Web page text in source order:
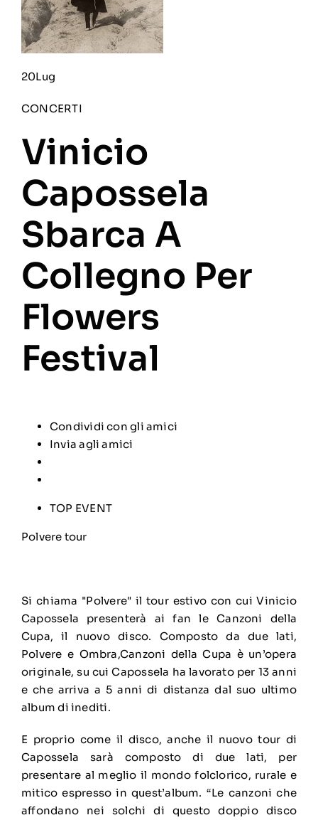
20Lug
CONCERTI
Vinicio
Capossela
Sbarca A
Collegno Per
Flowers
Festival
Condividi con gli amici
Invia agli amici
TOP EVENT
Polvere tour
Si chiama "Polvere" il tour estivo con cui Vinicio
Capossela presenterà ai fan le Canzoni della
Cupa, il nuovo disco. Composto da due lati,
Polvere e Ombra,Canzoni della Cupa è un’opera
originale, su cui Capossela ha lavorato per 13 anni
e che arriva a 5 anni di distanza dal suo ultimo
album di inediti.
E proprio come il disco, anche il nuovo tour di
Capossela sarà composto di due lati, per
presentare al meglio il mondo folclorico, rurale e
mitico espresso in quest’album. “Le canzoni che
affondano nei solchi di questo doppio disco